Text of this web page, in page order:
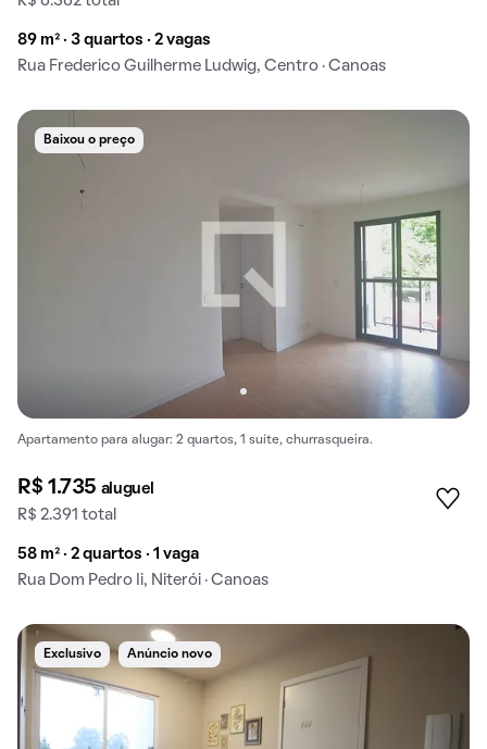
89 m² · 3 quartos · 2 vagas
Rua Frederico Guilherme Ludwig, Centro · Canoas
Baixou o preço
Apartamento para alugar: 2 quartos, 1 suíte, churrasqueira.
R$ 1.735 aluguel
R$ 2.391 total
58 m² · 2 quartos · 1 vaga
Rua Dom Pedro Ii, Niterói · Canoas
Exclusivo Anúncio novo